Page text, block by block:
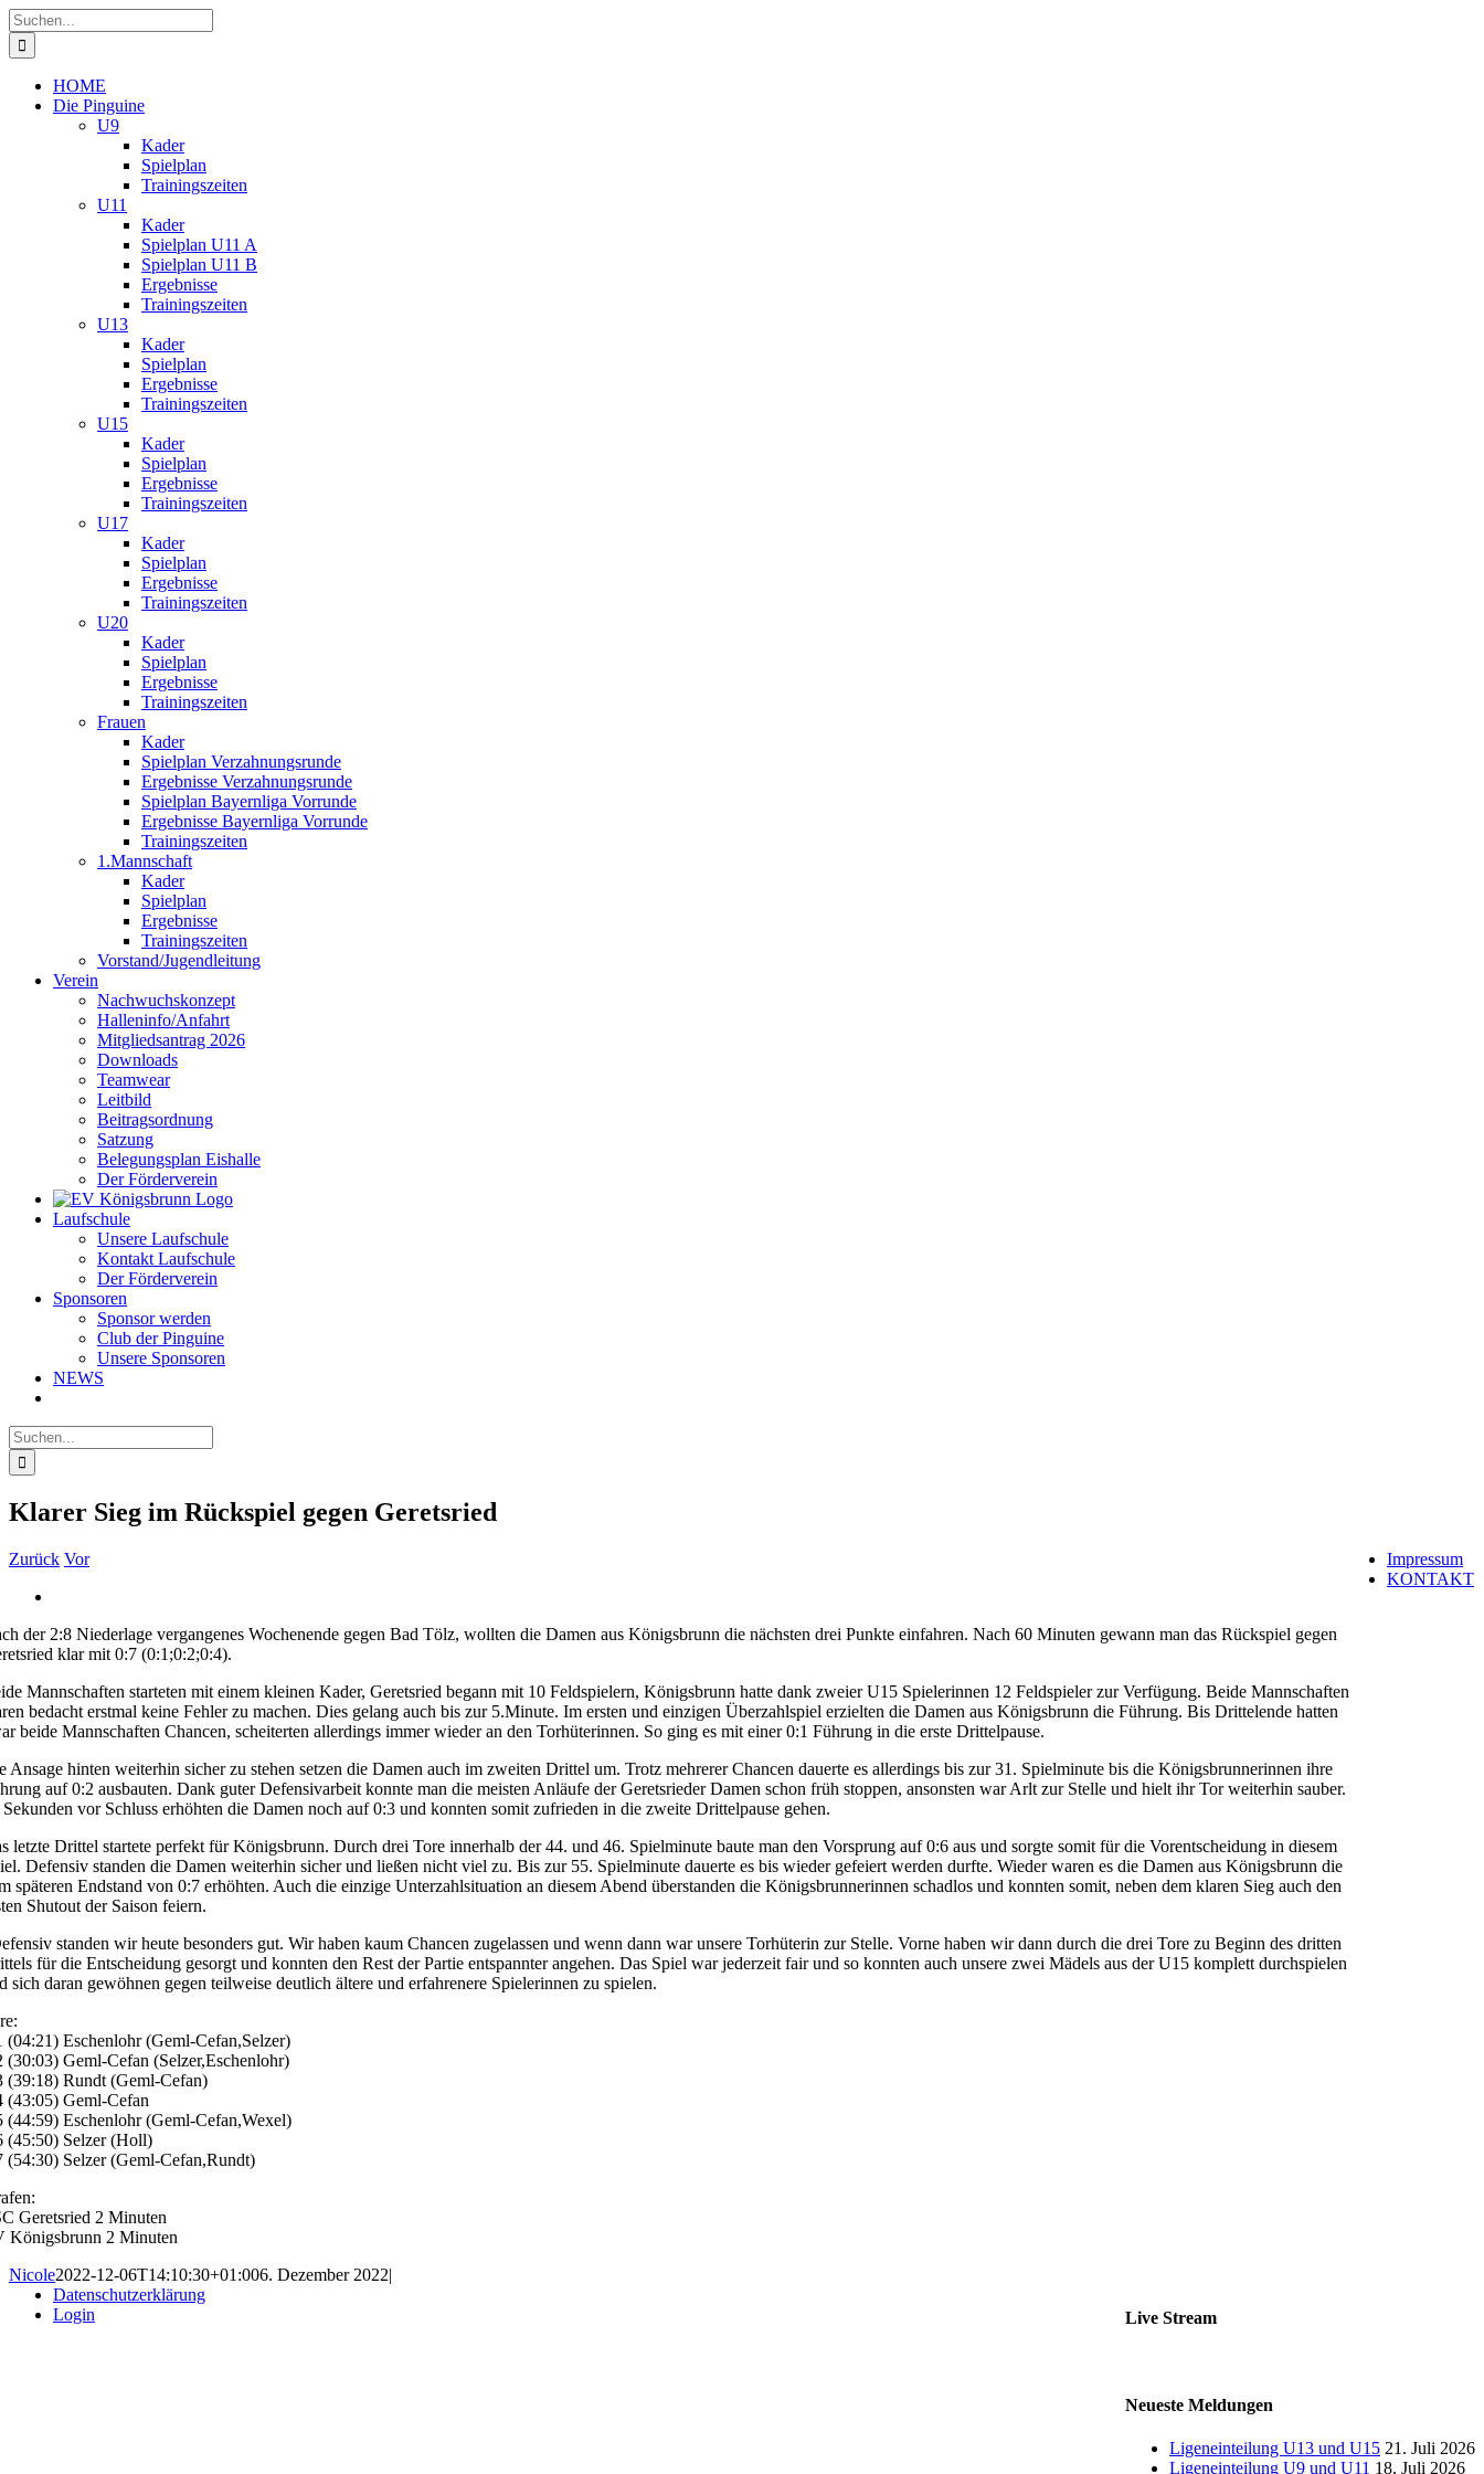
Zum
Inhalt
springen
Suche
nach:
HOME
Die Pinguine
U9
Kader
Spielplan
Trainingszeiten
U11
Kader
Spielplan U11 A
Spielplan U11 B
Ergebnisse
Trainingszeiten
U13
Kader
Spielplan
Ergebnisse
Trainingszeiten
U15
Kader
Spielplan
Ergebnisse
Trainingszeiten
U17
Kader
Spielplan
Ergebnisse
Trainingszeiten
U20
Kader
Spielplan
Ergebnisse
Trainingszeiten
Frauen
Kader
Spielplan Verzahnungsrunde
Ergebnisse Verzahnungsrunde
Spielplan Bayernliga Vorrunde
Ergebnisse Bayernliga Vorrunde
Trainingszeiten
1.Mannschaft
Kader
Spielplan
Ergebnisse
Trainingszeiten
Vorstand/Jugendleitung
Verein
Nachwuchskonzept
Halleninfo/Anfahrt
Mitgliedsantrag 2026
Downloads
Teamwear
Leitbild
Beitragsordnung
Satzung
Belegungsplan Eishalle
Der Förderverein
Laufschule
Unsere Laufschule
Kontakt Laufschule
Der Förderverein
Sponsoren
Sponsor werden
Club der Pinguine
Unsere Sponsoren
NEWS
Suche
nach:
Klarer Sieg im Rückspiel gegen Geretsried
Zurück Vor
Bild
der 2:8 Niederlage vergangenes Wochenende gegen Bad Tölz, wollten die Damen aus Königsbrunn die nächsten drei Punkte einfahren. Nach 60 Minuten gewann man das Rückspiel gegen
klar mit 0:7 (0:1;0:2;0:4).
Mannschaften starteten mit einem kleinen Kader, Geretsried begann mit 10 Feldspielern, Königsbrunn hatte dank zweier U15 Spielerinnen 12 Feldspieler zur Verfügung. Beide Mannschaften
bedacht erstmal keine Fehler zu machen. Dies gelang auch bis zur 5.Minute. Im ersten und einzigen Überzahlspiel erzielten die Damen aus Königsbrunn die Führung. Bis Drittelende hatten
beide Mannschaften Chancen, scheiterten allerdings immer wieder an den Torhüterinnen. So ging es mit einer 0:1 Führung in die erste Drittelpause.
Ansage hinten weiterhin sicher zu stehen setzen die Damen auch im zweiten Drittel um. Trotz mehrerer Chancen dauerte es allerdings bis zur 31. Spielminute bis die Königsbrunnerinnen ihre
auf 0:2 ausbauten. Dank guter Defensivarbeit konnte man die meisten Anläufe der Geretsrieder Damen schon früh stoppen, ansonsten war Arlt zur Stelle und hielt ihr Tor weiterhin sauber.
vor Schluss erhöhten die Damen noch auf 0:3 und konnten somit zufrieden in die zweite Drittelpause gehen.
letzte Drittel startete perfekt für Königsbrunn. Durch drei Tore innerhalb der 44. und 46. Spielminute baute man den Vorsprung auf 0:6 aus und sorgte somit für die Vorentscheidung in diesem
Defensiv standen die Damen weiterhin sicher und ließen nicht viel zu. Bis zur 55. Spielminute dauerte es bis wieder gefeiert werden durfte. Wieder waren es die Damen aus Königsbrunn die
späteren Endstand von 0:7 erhöhten. Auch die einzige Unterzahlsituation an diesem Abend überstanden die Königsbrunnerinnen schadlos und konnten somit, neben dem klaren Sieg auch den
Shutout der Saison feiern.
standen wir heute besonders gut. Wir haben kaum Chancen zugelassen und wenn dann war unsere Torhüterin zur Stelle. Vorne haben wir dann durch die drei Tore zu Beginn des dritten
für die Entscheidung gesorgt und konnten den Rest der Partie entspannter angehen. Das Spiel war jederzeit fair und so konnten auch unsere zwei Mädels aus der U15 komplett durchspielen
sich daran gewöhnen gegen teilweise deutlich ältere und erfahrenere Spielerinnen zu spielen.
(04:21) Eschenlohr (Geml-Cefan,Selzer)
(30:03) Geml-Cefan (Selzer,Eschenlohr)
(39:18) Rundt (Geml-Cefan)
(43:05) Geml-Cefan
(44:59) Eschenlohr (Geml-Cefan,Wexel)
(45:50) Selzer (Holl)
(54:30) Selzer (Geml-Cefan,Rundt)
Geretsried 2 Minuten
Königsbrunn 2 Minuten
Nicole2022-12-06T14:10:30+01:006. Dezember 2022|
Live Stream
Neueste Meldungen
Ligeneinteilung U13 und U15 21. Juli 2026
Ligeneinteilung U9 und U11 18. Juli 2026
Impressum
KONTAKT
Datenschutzerklärung
Login